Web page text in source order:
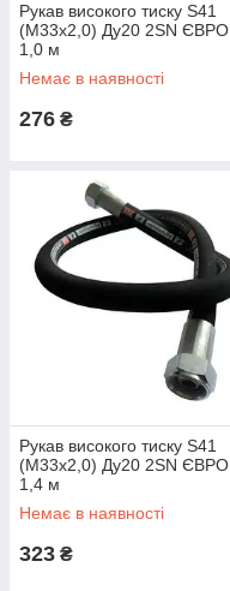
Рукав високого тиску S41
(М33х2,0) Ду20 2SN ЄВРО
1,0 м
Немає в наявності
276 ₴
Рукав високого тиску S41
(М33х2,0) Ду20 2SN ЄВРО
1,4 м
Немає в наявності
323 ₴